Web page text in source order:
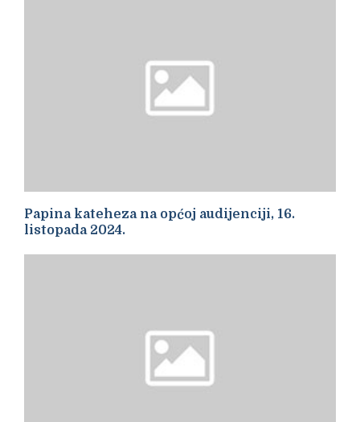
Papina kateheza na općoj audijenciji, 16.
listopada 2024.